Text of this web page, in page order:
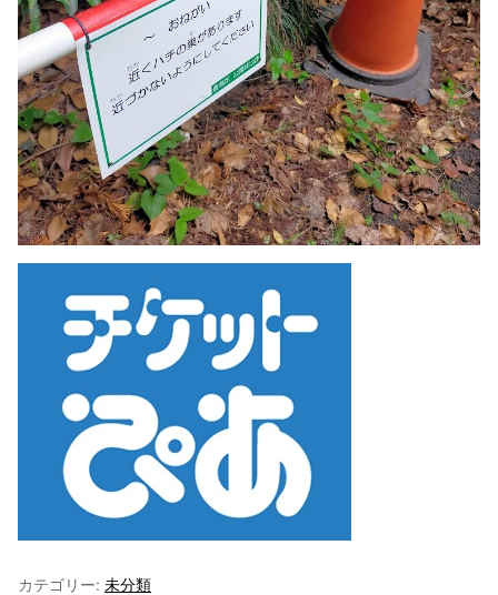
カテゴリー: 未分類